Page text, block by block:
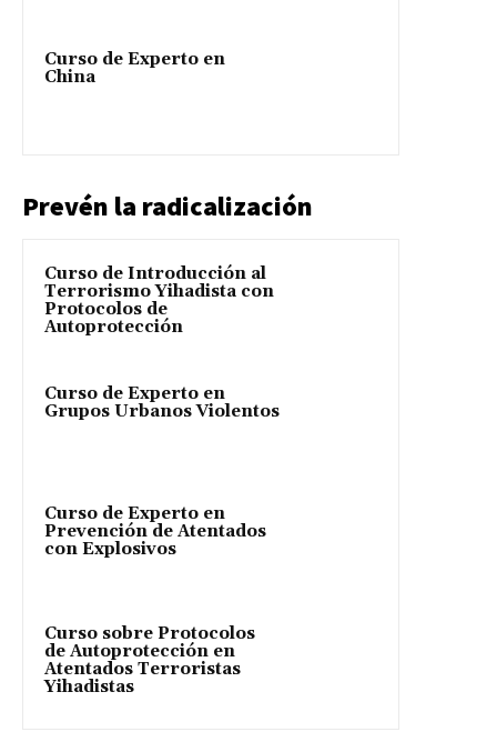
Curso de Experto en
China
Prevén la radicalización
Curso de Introducción al
Terrorismo Yihadista con
Protocolos de
Autoprotección
Curso de Experto en
Grupos Urbanos Violentos
Curso de Experto en
Prevención de Atentados
con Explosivos
Curso sobre Protocolos
de Autoprotección en
Atentados Terroristas
Yihadistas